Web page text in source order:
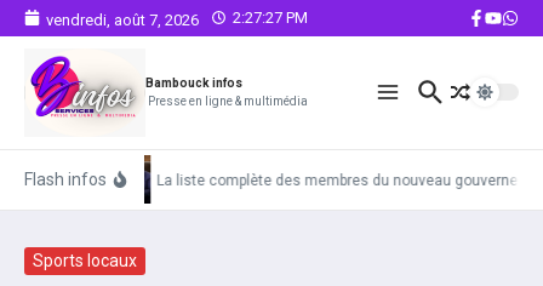
Aller au contenu
vendredi, août 7, 2026 2:27:28 PM
Bambouck infos
Presse en ligne & multimédia
Flash infos La liste complète des membres du nouveau
Sports locaux